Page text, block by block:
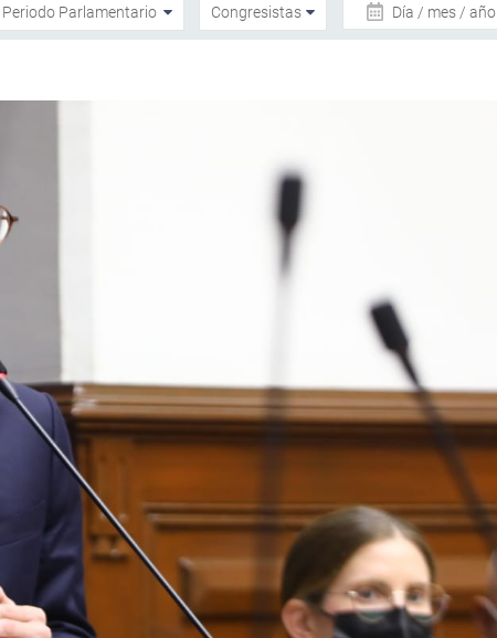
Día / mes / año